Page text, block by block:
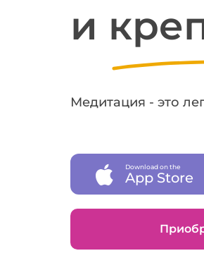
и
Медитация - это
Download on the
App Store